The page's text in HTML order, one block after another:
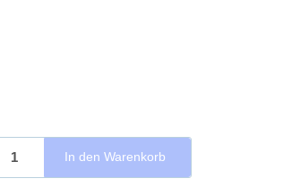
In den Warenkorb